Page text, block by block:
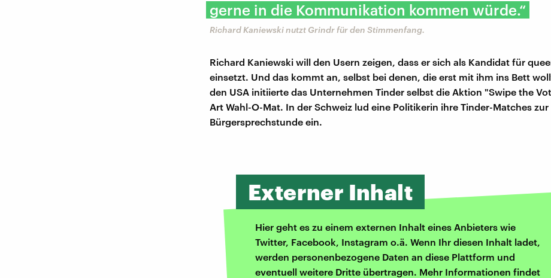
gerne in die Kommunikation kommen würde.“
Richard Kaniewski nutzt Grindr für den Stimmenfang.
Richard Kaniewski will den Usern zeigen, dass er sich als Kandidat für
einsetzt. Und das kommt an, selbst bei denen, die erst mit ihm ins Bett
den USA initiierte das Unternehmen Tinder selbst die Aktion "Swipe the
Art Wahl-O-Mat. In der Schweiz lud eine Politikerin ihre Tinder-Matches zur
Bürgersprechstunde ein.
Externer Inhalt
Hier geht es zu einem externen Inhalt eines Anbieters wie
Twitter, Facebook, Instagram o.ä. Wenn Ihr diesen Inhalt ladet,
werden personenbezogene Daten an diese Plattform und
eventuell weitere Dritte übertragen. Mehr Informationen findet